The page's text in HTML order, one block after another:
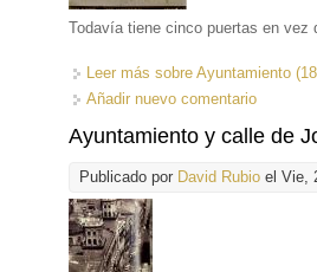
Todavía tiene cinco puertas en vez
Leer más sobre Ayuntamiento
Añadir nuevo comentario
Ayuntamiento y calle de
Publicado por David Rubio el Vie,